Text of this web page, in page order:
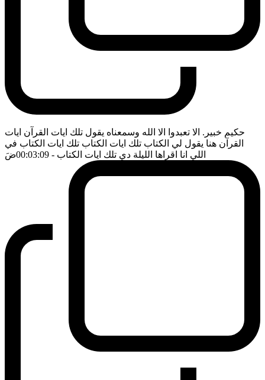
حكيم خبير. الا تعبدوا الا الله وسمعناه يقول تلك ايات القرآن ايات
القرآن هنا يقول لي الكتاب تلك ايات الكتاب تلك ايات الكتاب في
اللي انا اقراها الليلة دي تلك ايات الكتاب - 00:03:09 ضَ